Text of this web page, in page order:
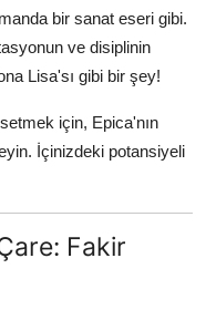
bir sanat eseri gibi.
ve disiplinin
Lisa'sı gibi bir şey!
için, Epica'nın
İçinizdeki potansiyeli
Fakir